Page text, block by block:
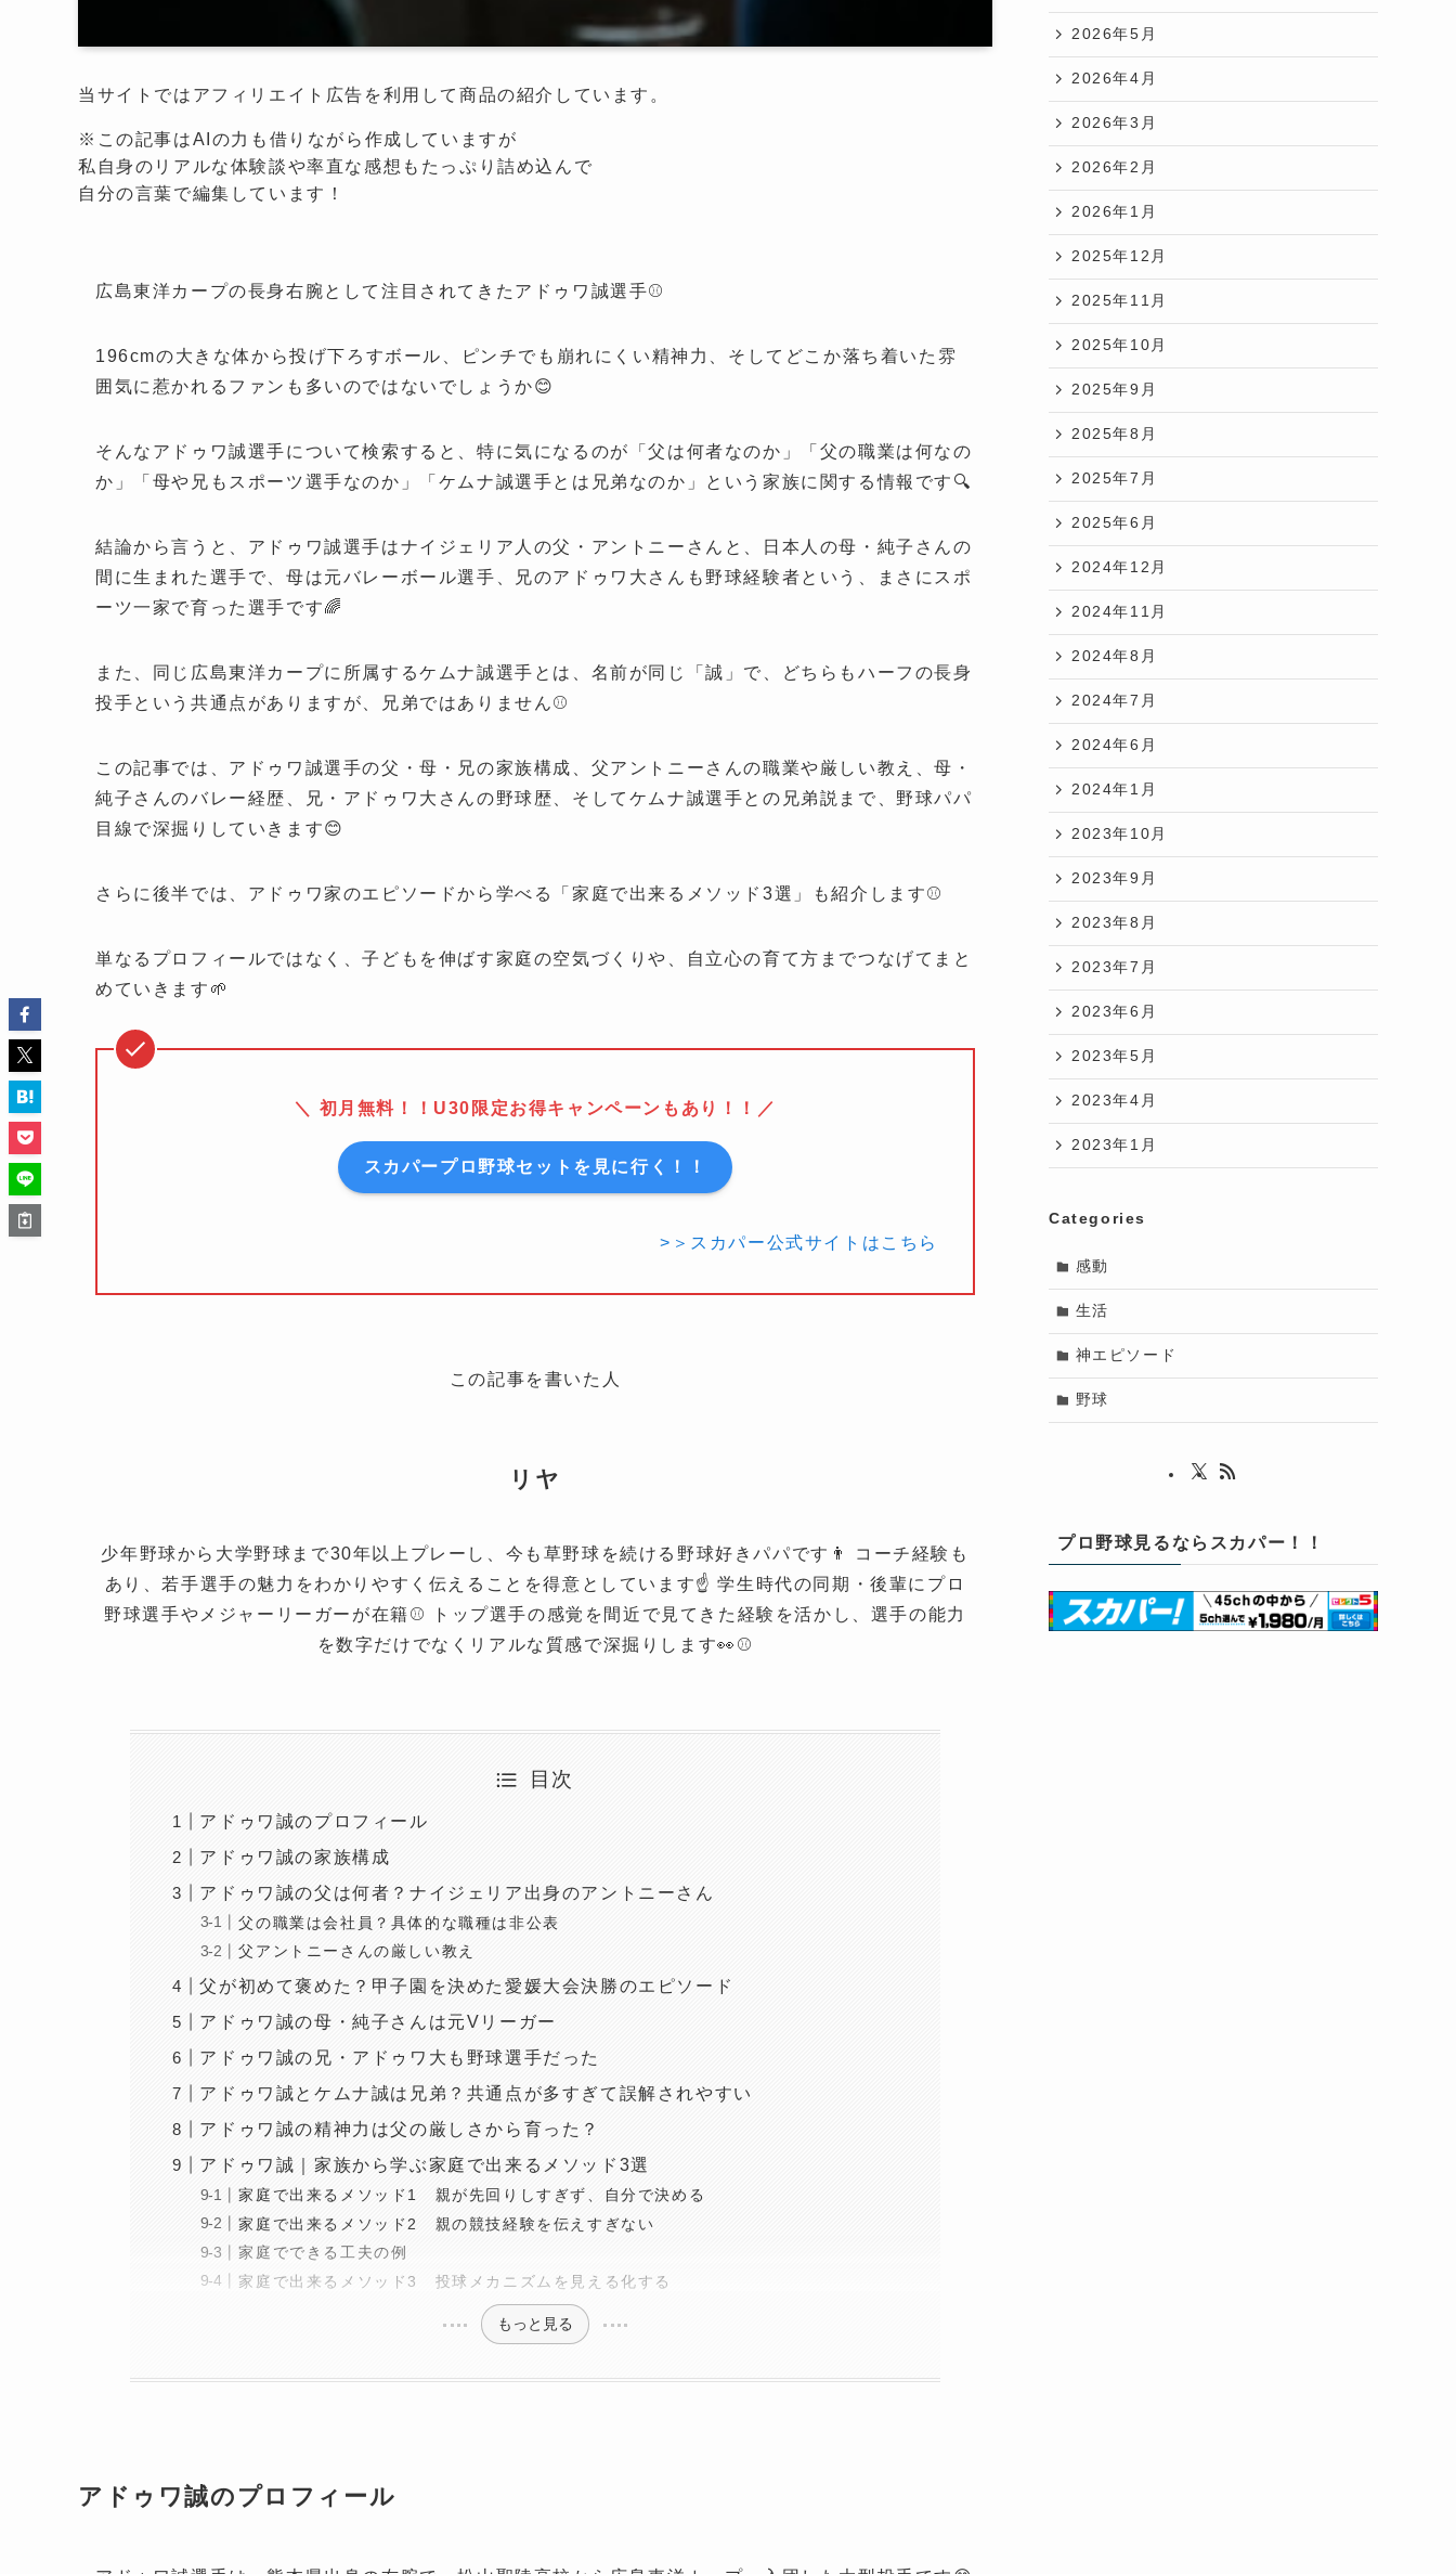
当サイトではアフィリエイト広告を利用して商品の紹介しています。
※この記事はAIの力も借りながら作成していますが
私自身のリアルな体験談や率直な感想もたっぷり詰め込んで
自分の言葉で編集しています！
広島東洋カープの長身右腕として注目されてきたアドゥワ誠選手⚾️
196cmの大きな体から投げ下ろすボール、ピンチでも崩れにくい精神力、そしてどこか落ち着いた雰
囲気に惹かれるファンも多いのではないでしょうか😊
そんなアドゥワ誠選手について検索すると、特に気になるのが「父は何者なのか」「父の職業は何なの
か」「母や兄もスポーツ選手なのか」「ケムナ誠選手とは兄弟なのか」という家族に関する情報です🔍
結論から言うと、アドゥワ誠選手はナイジェリア人の父・アントニーさんと、日本人の母・純子さんの
間に生まれた選手で、母は元バレーボール選手、兄のアドゥワ大さんも野球経験者という、まさにスポ
ーツ一家で育った選手です🌈
また、同じ広島東洋カープに所属するケムナ誠選手とは、名前が同じ「誠」で、どちらもハーフの長身
投手という共通点がありますが、兄弟ではありません⚾️
この記事では、アドゥワ誠選手の父・母・兄の家族構成、父アントニーさんの職業や厳しい教え、母・
純子さんのバレー経歴、兄・アドゥワ大さんの野球歴、そしてケムナ誠選手との兄弟説まで、野球パパ
目線で深掘りしていきます😊
さらに後半では、アドゥワ家のエピソードから学べる「家庭で出来るメソッド3選」も紹介します⚾️
単なるプロフィールではなく、子どもを伸ばす家庭の空気づくりや、自立心の育て方までつなげてまと
めていきます🌱
＼ 初月無料！！U30限定お得キャンペーンもあり！！／
スカパープロ野球セットを見に行く！！
>＞スカパー公式サイトはこちら
この記事を書いた人
リヤ
少年野球から大学野球まで30年以上プレーし、今も草野球を続ける野球好きパパです👨 コーチ経験も
あり、若手選手の魅力をわかりやすく伝えることを得意としています☝️ 学生時代の同期・後輩にプロ
野球選手やメジャーリーガーが在籍⚾️ トップ選手の感覚を間近で見てきた経験を活かし、選手の能力
を数字だけでなくリアルな質感で深掘りします👀⚾️
目次
アドゥワ誠のプロフィール
アドゥワ誠の家族構成
アドゥワ誠の父は何者？ナイジェリア出身のアントニーさん
父の職業は会社員？具体的な職種は非公表
父アントニーさんの厳しい教え
父が初めて褒めた？甲子園を決めた愛媛大会決勝のエピソード
アドゥワ誠の母・純子さんは元Vリーガー
アドゥワ誠の兄・アドゥワ大も野球選手だった
アドゥワ誠とケムナ誠は兄弟？共通点が多すぎて誤解されやすい
アドゥワ誠の精神力は父の厳しさから育った？
アドゥワ誠｜家族から学ぶ家庭で出来るメソッド3選
家庭で出来るメソッド1 親が先回りしすぎず、自分で決める
家庭で出来るメソッド2 親の競技経験を伝えすぎない
家庭でできる工夫の例
家庭で出来るメソッド3 投球メカニズムを見える化する
もっと見る
アドゥワ誠のプロフィール
2026年5月
2026年4月
2026年3月
2026年2月
2026年1月
2025年12月
2025年11月
2025年10月
2025年9月
2025年8月
2025年7月
2025年6月
2024年12月
2024年11月
2024年8月
2024年7月
2024年6月
2024年1月
2023年10月
2023年9月
2023年8月
2023年7月
2023年6月
2023年5月
2023年4月
2023年1月
Categories
感動
生活
神エピソード
野球
プロ野球見るならスカパー！！